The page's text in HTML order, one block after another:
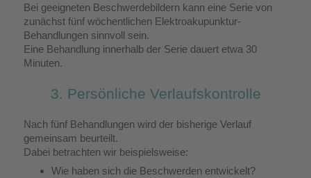
Bei geeigneten Beschwerdebildern kann eine Serie von
zunächst fünf wöchentlichen Elektroakupunktur-
Behandlungen sinnvoll sein.
Eine Behandlung innerhalb der Serie dauert etwa 30
Minuten.
3. Persönliche Verlaufskontrolle
Nach fünf Behandlungen wird der bisherige Verlauf
gemeinsam beurteilt.
Dabei betrachten wir beispielsweise:
Wie haben sich die Beschwerden entwickelt?